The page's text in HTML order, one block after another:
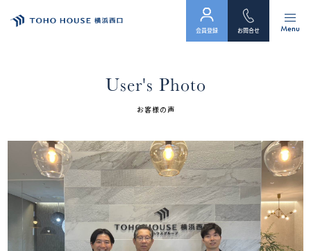
会員フォーム
サービス
会社案内
スタッフ紹介（「住まい」のコンサルタント）
Menu
お問合せ
会員登録
User's Photo
お客様の声